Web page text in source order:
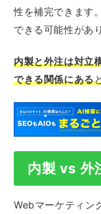
性を補完できます
できる可能性があ
内製と外注は対立
できる関係にある
内製 vs 外
Webマーケティン